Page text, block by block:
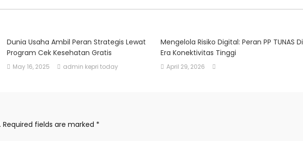
Dunia Usaha Ambil Peran Strategis Lewat
Program Cek Kesehatan Gratis
May 16, 2025 admin kepri today
Mengelola Risiko Digital: Peran PP TUNAS Di
Era Konektivitas Tinggi
April 29, 2026
Required fields are marked *